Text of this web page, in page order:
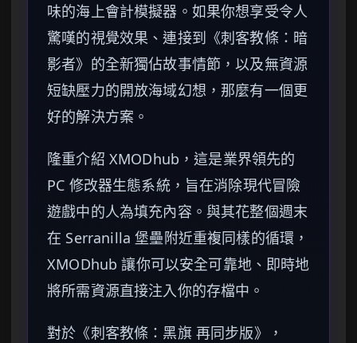
味的海上會計模擬器。如果你想享受令人
驚嘆的視覺效果、連接到《刺客教條：暗
影者》的全新獨佔故事情節，以及無資源
短缺壓力的開放海域幻想，那麼有一個更
好的解決方案。
隆重介紹 XMODhub，這是業界領先的
PC 修改器生態系統，旨在消除現代冒險
遊戲中的人為填充內容。與其花整個週末
在 Serranilla 堡壘附近重複同樣的循環，
XMODhub 讓你可以安全可靠地、即時地
將所需資源直接注入你的存檔中。
對於《刺客教條：黑旗 再同步版》，